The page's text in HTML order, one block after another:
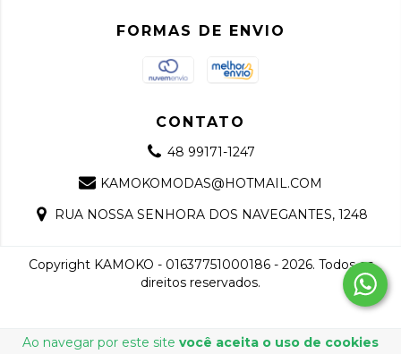
Ao navegar por este site você aceita o uso de cookies
FORMAS DE ENVIO
CONTATO
48 99171-1247
KAMOKOMODAS@HOTMAIL.COM
RUA NOSSA SENHORA DOS NAVEGANTES, 1248
Copyright KAMOKO - 01637751000186 - 2026. Todos os
direitos reservados.